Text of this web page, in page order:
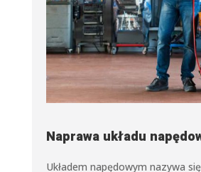
Naprawa układu
Układem napędowym nazywa